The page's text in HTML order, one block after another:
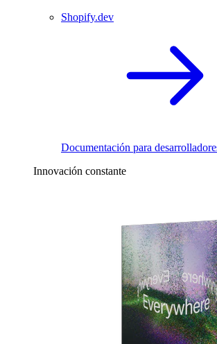
Shopify.dev
Documentación para
Innovación constante